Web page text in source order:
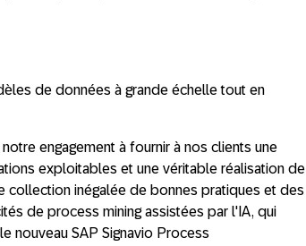
de données à grande échelle tout en
engagement à fournir à nos clients une
exploitables et une véritable réalisation de
collection inégalée de bonnes pratiques et des
de process mining assistées par l'IA, qui
nouveau SAP Signavio Process